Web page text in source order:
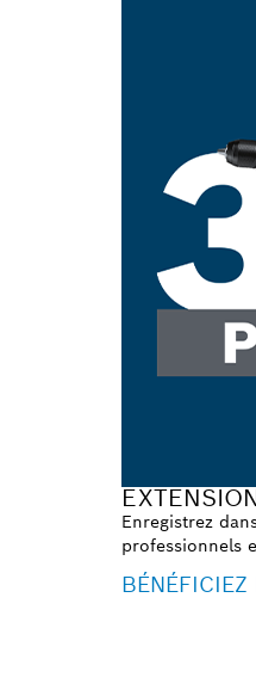
Enregistrez
professionnels
BÉNÉFICIEZ